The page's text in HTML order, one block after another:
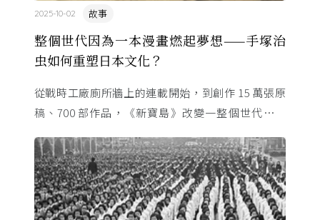
整個世代因為一本漫畫燃起夢想——手塚治
虫如何重塑日本文化？
故事
2025-10-02
從戰時工廠廁所牆上的連載開始，到創作 15 萬張原
稿、700 部作品，《新寶島》改變一整個世代的命
改寫日本的文化 ...